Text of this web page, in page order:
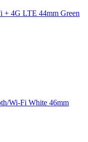
+ 4G LTE 44mm Green
Wi-Fi White 46mm